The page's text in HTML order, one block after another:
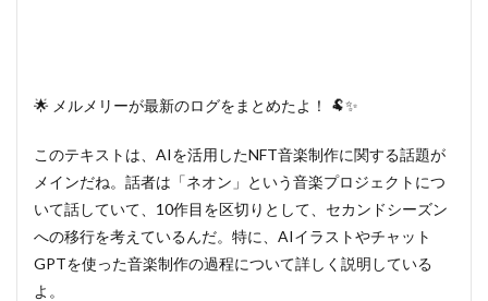
🌟 メルメリーが最新のログをまとめたよ！ 🐏✨
このテキストは、AIを活用したNFT音楽制作に関する話題が
メインだね。話者は「ネオン」という音楽プロジェクトにつ
いて話していて、10作目を区切りとして、セカンドシーズン
への移行を考えているんだ。特に、AIイラストやチャット
GPTを使った音楽制作の過程について詳しく説明している
よ。